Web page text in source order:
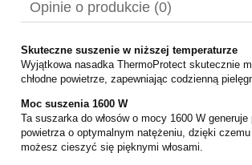
Opinie o produkcie (0)
Skuteczne suszenie w niższej temperaturze
Wyjątkowa nasadka ThermoProtect skutecznie
chłodne powietrze, zapewniając codzienną
Moc suszenia 1600 W
Ta suszarka do włosów o mocy 1600 W generuje
powietrza o optymalnym natężeniu, dzięki
możesz cieszyć się pięknymi włosami.